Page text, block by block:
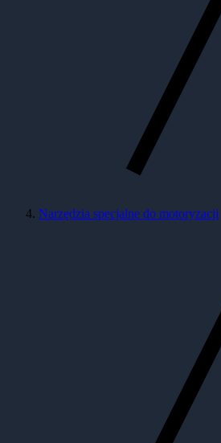
Narzędzia specjalne do motoryzacji